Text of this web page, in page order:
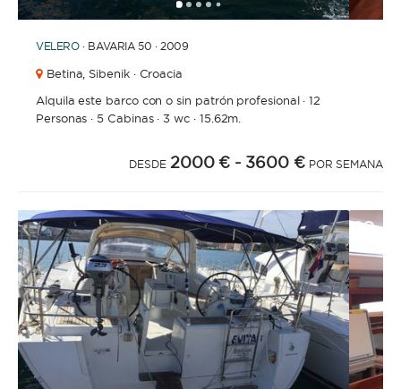
12345
VELERO · BAVARIA 50 · 2009
Betina, Sibenik · Croacia
Alquila este barco con o sin patrón profesional·12
Personas · 5 Cabinas·3 wc · 15.62m.
DESDE 2000 € - 3600 € POR SEMANA